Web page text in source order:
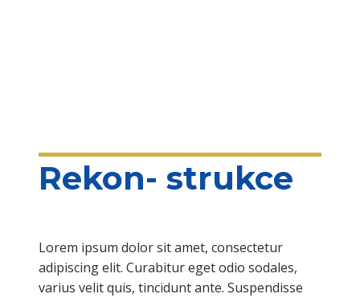
Rekon- strukce
Lorem ipsum dolor sit amet, consectetur
adipiscing elit. Curabitur eget odio sodales,
varius velit quis, tincidunt ante. Suspendisse